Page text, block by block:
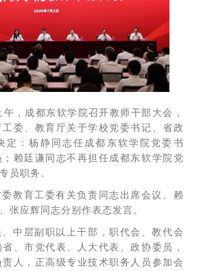
午，成都东软学院召开教师干部大会，
委、教育厅关于学校党委书记、省政
定：杨静同志任成都东软学院党委书
赖廷谦同志不再担任成都东软学院党
员职务。
教育工委有关负责同志出席会议。赖
张应辉同志分别作表态发言。
中层副职以上干部，职代会、教代会
、市党代表、人大代表、政协委员，
人，正高级专业技术职务人员参加会